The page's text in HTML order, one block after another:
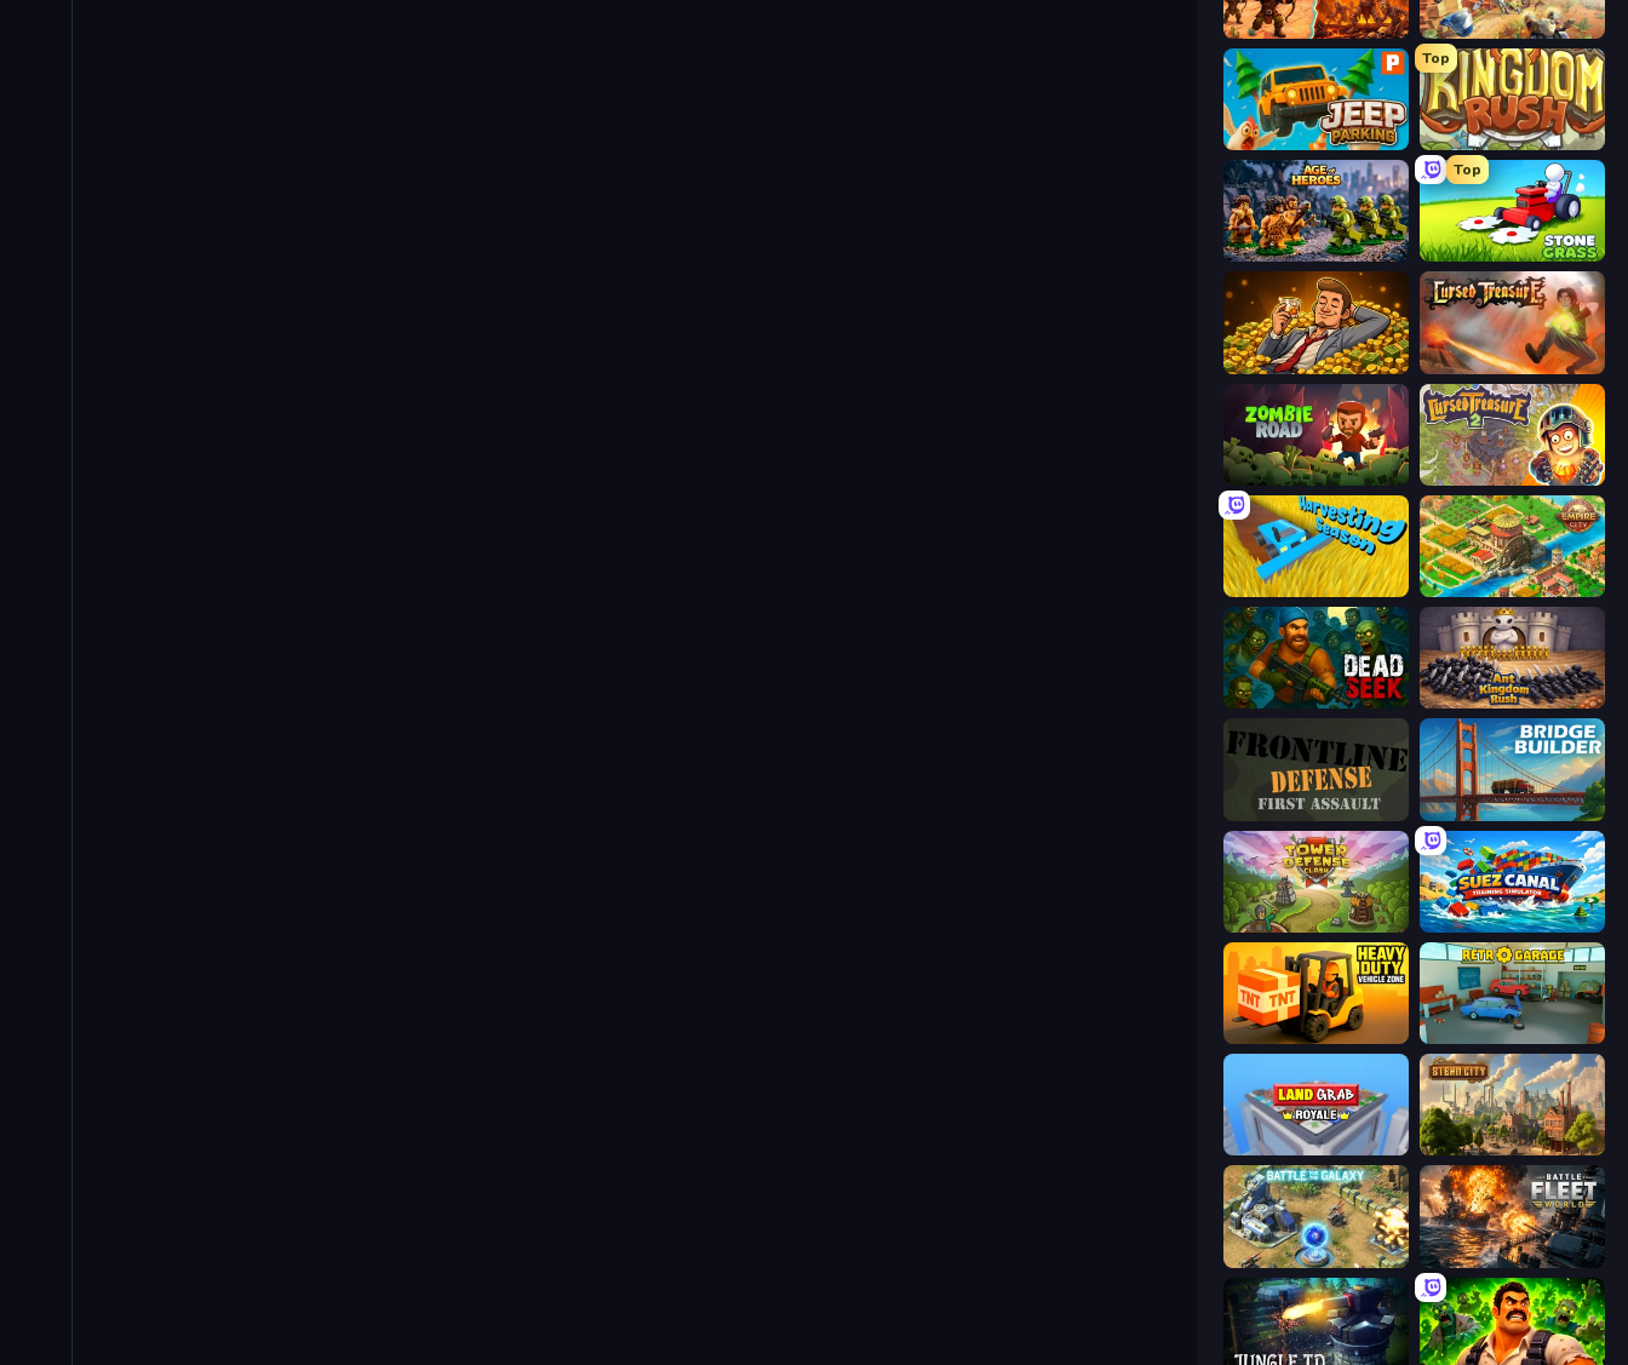
Last Bastion Day D Tower Rush
Jeep Parking 3D
Top
Kingdom Rush
Age of Heroes
Top
Stone Grass: Mowing Simulator
Idle Billionaire Tycoon Cursed Treasure
Zombie Road Cursed Treasure 2
Harvesting Season Empire City
Dead Seek Ant Kingdom Rush
Frontline Defense Bridge Builder
Tower Defense Clash Suez Canal Training Simulator
Landgrab Royale Steam City
Battle for the Galaxy Battle Fleet World